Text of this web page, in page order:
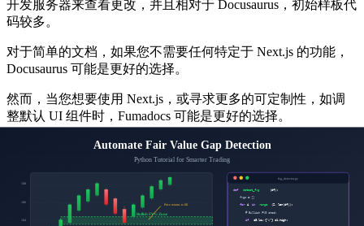
开发服务器来查看更改，并且相对于 Docusaurus，初始样板代
码较多。
对于简单的文档，如果您不需要任何特定于 Next.js 的功能，
Docusaurus 可能是更好的选择。
然而，当您想要使用 Next.js，或寻求更多的可定制性，如调
整默认 UI 组件时，Fumadocs 可能是更好的选择。
您可以通过插件轻松实现许多功能，他们的生态系统确实更
大，并由许多贡献者维护。